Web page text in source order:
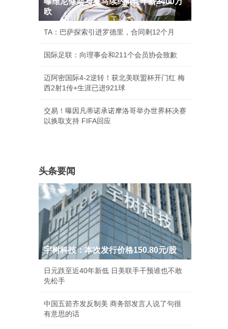
欧
TA：巴萨探索引进罗德里，合同剩12个月
国际足联：向理事会和211个会员协会致歉
迈阿密国际4-2逆转！获北美联盟杯开门红 梅
西2射1传+生涯已进921球
交易！曝因凡蒂诺承诺摩洛哥举办世界杯决赛
以换取支持 FIFA回应
头条要闻
宇树科技：本次发行价格150.80元/股
日元跌至近40年新低 日美联手干预谁也不敢
先松手
中国五箭齐发反制美 商务部发言人说了句很
有意思的话